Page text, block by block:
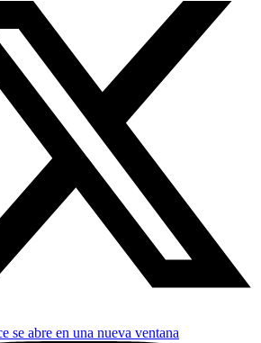
se abre en una nueva ventana